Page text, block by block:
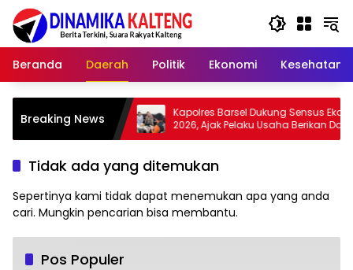
Langsung
konten
Beranda
Daerah Politik Ekonomi Kesehatan
Breaking NewsKapolres Barsel Dukung Sensus Ekonomi
2026, Ajak Pelaku Usaha Berikan Data
yang Jujur
Tidak ada yang ditemukan
Sepertinya kami tidak dapat menemukan apa yang anda
cari. Mungkin pencarian bisa membantu.
Pos Populer